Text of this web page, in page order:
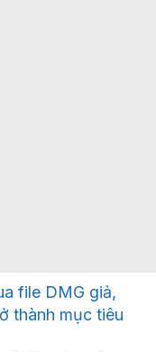
file DMG giả,
thành mục tiêu